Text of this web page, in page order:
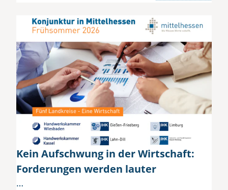
Kein Aufschwung in der Wirtschaft:
Forderungen werden lauter
…